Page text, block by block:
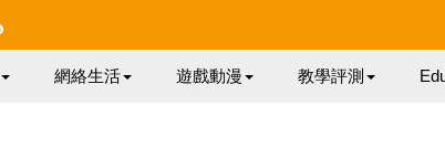
網絡生活 遊戲動漫 教學評測